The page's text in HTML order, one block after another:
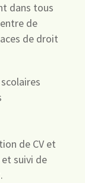
dans tous
de
de droit
de CV et
suivi de